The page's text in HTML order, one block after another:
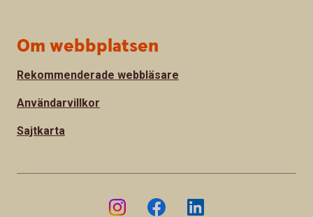
Om webbplatsen
Rekommenderade webbläsare
Användarvillkor
Sajtkarta